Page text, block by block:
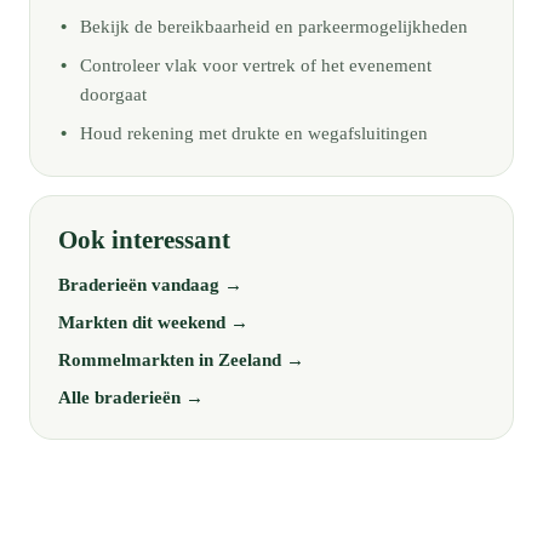
Bekijk de bereikbaarheid en parkeermogelijkheden
Controleer vlak voor vertrek of het evenement
doorgaat
Houd rekening met drukte en wegafsluitingen
Ook interessant
Braderieën vandaag →
Markten dit weekend →
Rommelmarkten in Zeeland →
Alle braderieën →